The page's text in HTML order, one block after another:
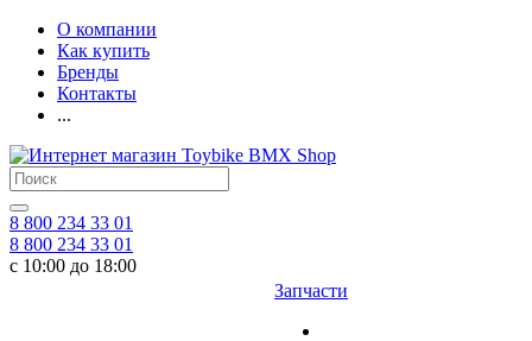
О компании
Как купить
Бренды
Контакты
...
8 800 234 33 01
8 800 234 33 01
с 10:00 до 18:00
Запчасти